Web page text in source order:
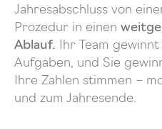
Jahresabschluss von
Prozedur in einen
Ablauf. Ihr Team
Aufgaben, und Sie
Ihre Zahlen stimmen –
und zum Jahresende.